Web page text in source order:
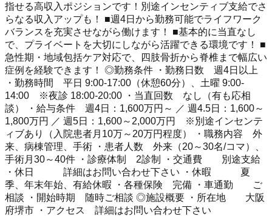
指せる高収入ポジションです！別途インセンティブ支給でさ
らなる収入アップも！ ■週4日から勤務可能でライフワーク
バランスを充実させながら働けます！ ■基本的に当直なし
で、プライベートを大切にしながら活躍できる環境です！ ■
急性期・地域包括ケア対応で、四肢骨折から脊椎まで幅広い
症例を経験できます！ ◎勤務条件 ・勤務日数 週4日以上
・勤務時間 平日 9:00-17:00（休憩60分）、土曜 9:00-
14:00 ※夜診 18:00-20:00 ・当直回数 なし（有も応相
談） ・給与条件 週4日：1,600万円～ ／ 週4.5日：1,600～
1,800万円 ／ 週5日：1,600～2,000万円 ※別途インセンテ
ィブあり（入院患者月10万～20万円程度） ・職務内容 外
来、病棟管理、手術 ・患者人数 外来（20～30名/コマ）、
手術月30～40件 ・診療体制 2診制 ・交通費 別途支給
・休日 詳細はお問い合わせ下さい ・休暇 夏
季、年末年始、有給休暇 ・各種保険 完備 ・車通勤 ご
相談 ・開始時期 随時ご相談 ◎施設概要 ・所在地 大阪
府堺市 ・アクセス 詳細はお問い合わせ下さい